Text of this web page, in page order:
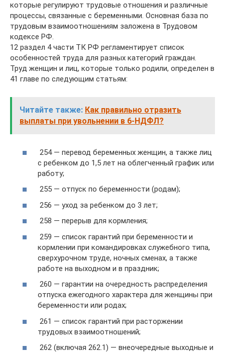
которые регулируют трудовые отношения и различные
процессы, связанные с беременными. Основная база по
трудовым взаимоотношениям заложена в Трудовом
кодексе РФ.
12 раздел 4 части ТК РФ регламентирует список
особенностей труда для разных категорий граждан.
Труд женщин и лиц, которые только родили, определен в
41 главе по следующим статьям:
Читайте также: Как правильно отразить
выплаты при увольнении в 6-НДФЛ?
254 — перевод беременных женщин, а также лиц
с ребенком до 1,5 лет на облегченный график или
работу;
255 — отпуск по беременности (родам);
256 — уход за ребенком до 3 лет;
258 — перерыв для кормления;
259 — список гарантий при беременности и
кормлении при командировках служебного типа,
сверхурочном труде, ночных сменах, а также
работе на выходном и в праздник;
260 — гарантии на очередность распределения
отпуска ежегодного характера для женщины при
беременности или родах;
261 — список гарантий при расторжении
трудовых взаимоотношений;
262 (включая 262.1) — внеочередные выходные и